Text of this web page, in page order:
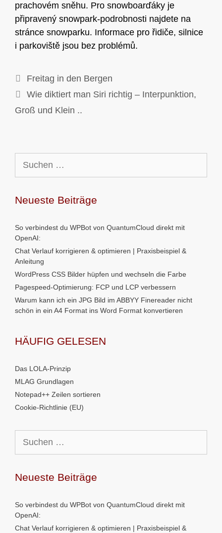
prachovém sněhu. Pro snowboarďáky je
připravený snowpark-podrobnosti najdete na
stránce snowparku. Informace pro řidiče, silnice
i parkoviště jsou bez problémů.
Freitag in den Bergen
Wie diktiert man Siri richtig – Interpunktion,
Groß und Klein ..
nach:
Neueste Beiträge
So verbindest du WPBot von QuantumCloud direkt mit
OpenAI:
Chat Verlauf korrigieren & optimieren | Praxisbeispiel &
Anleitung
WordPress CSS Bilder hüpfen und wechseln die Farbe
Pagespeed-Optimierung: FCP und LCP verbessern
Warum kann ich ein JPG Bild im ABBYY Finereader nicht
schön in ein A4 Format ins Word Format konvertieren
HÄUFIG GELESEN
Das LOLA-Prinzip
MLAG Grundlagen
Notepad++ Zeilen sortieren
Cookie-Richtlinie (EU)
nach:
Neueste Beiträge
So verbindest du WPBot von QuantumCloud direkt mit
OpenAI:
Chat Verlauf korrigieren & optimieren | Praxisbeispiel &